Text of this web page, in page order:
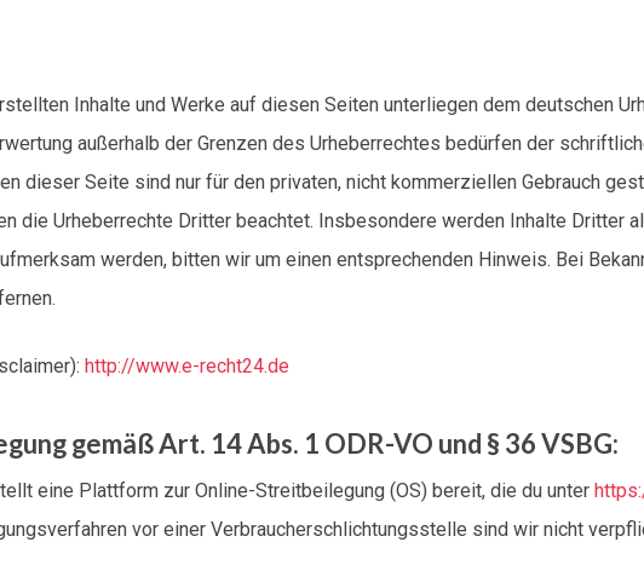
Inhalte und Werke auf diesen Seiten unterliegen dem deutschen
außerhalb der Grenzen des Urheberrechtes bedürfen der
dieser Seite sind nur für den privaten, nicht kommerziellen Gebrauch
die Urheberrechte Dritter beachtet. Insbesondere werden Inhalte Dritter
werden, bitten wir um einen entsprechenden Hinweis. Bei
http://www.e-recht24.de
gemäß Art. 14 Abs. 1 ODR-VO und § 36 VSBG:
eine Plattform zur Online-Streitbeilegung (OS) bereit, die du unter
vor einer Verbraucherschlichtungsstelle sind wir nicht